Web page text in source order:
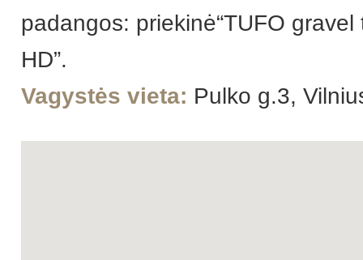
padangos: priekinė“TUFO
HD”.
Vagystės vieta: Pulko g.3,